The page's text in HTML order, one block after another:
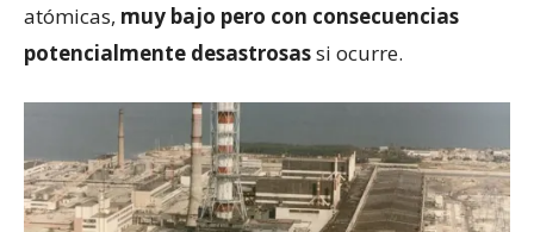
atómicas, muy bajo pero con consecuencias
potencialmente desastrosassi ocurre.